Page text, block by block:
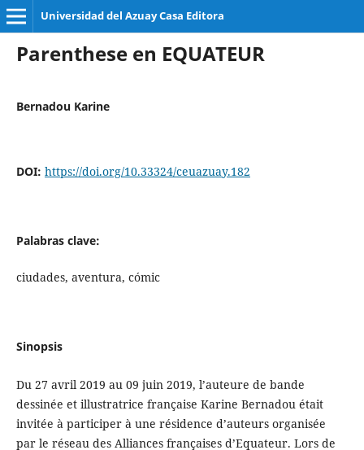
Universidad del Azuay Casa Editora
Parenthese en EQUATEUR
Bernadou Karine
DOI: https://doi.org/10.33324/ceuazuay.182
Palabras clave:
ciudades, aventura, cómic
Sinopsis
Du 27 avril 2019 au 09 juin 2019, l’auteure de bande
dessinée et illustratrice française Karine Bernadou était
invitée à participer à une résidence d’auteurs organisée
par le réseau des Alliances françaises d’Equateur. Lors de